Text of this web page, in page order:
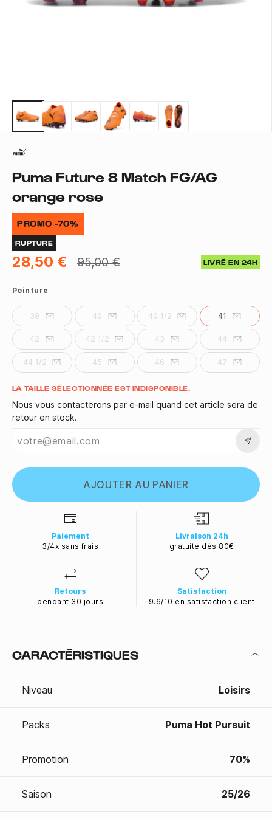
Puma Future 8 Match FG/AG
orange rose
PROMO -70%
RUPTURE
28,50 € 95,00 € LIVRÉ EN 24H
Pointure
39 40 40 1/2 41
42 42 1/2 43 44
44 1/2 45 46 47
Quantité
LA TAILLE SÉLECTIONNÉE EST INDISPONIBLE.
Nous vous contacterons par e-mail quand cet article sera de
retour en stock.
AJOUTER AU PANIER
Paiement
3/4x sans frais
Livraison 24h
gratuite dès 80€
Retours
pendant 30 jours
Satisfaction
9.6/10 en satisfaction client
CARACTÉRISTIQUES
Niveau Loisirs
Packs Puma Hot Pursuit
Promotion 70%
Saison 25/26